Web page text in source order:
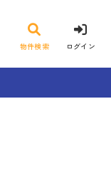
物件検索 ログイン